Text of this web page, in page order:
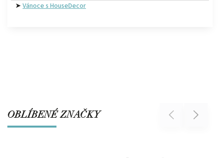
➤ Vánoce s HouseDecor
OBLÍBENÉ ZNAČKY Previous Next